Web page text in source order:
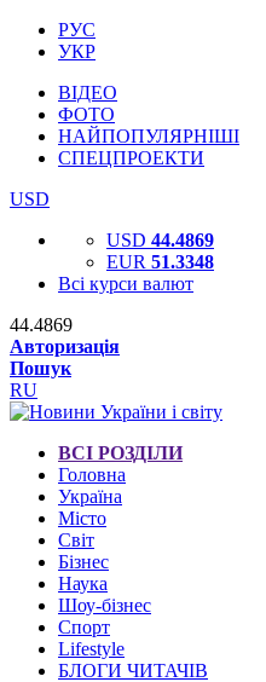
РУС
УКР
ВІДЕО
ФОТО
НАЙПОПУЛЯРНІШІ
СПЕЦПРОЕКТИ
USD
USD 44.4869
EUR 51.3348
Всі курси валют
44.4869
Авторизація
Пошук
RU
ВСІ РОЗДІЛИ
Головна
Україна
Місто
Світ
Бізнес
Наука
Шоу-бізнес
Спорт
Lifestyle
БЛОГИ ЧИТАЧІВ